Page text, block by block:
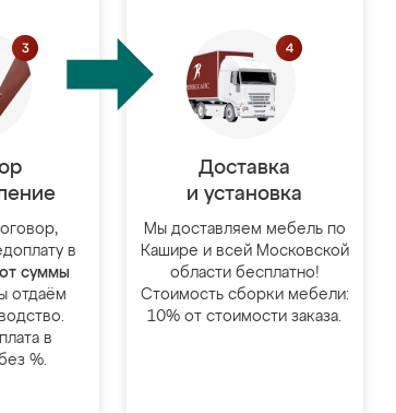
в
суммы
отдаём
в
%.
Доставка
и установка
Мы доставляем мебель по
Кашире и всей Московской
области бесплатно!
Стоимость сборки мебели:
10% от стоимости заказа.